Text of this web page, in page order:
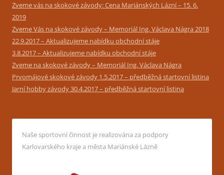
Zveme vás na skokové závody: Cena Mariánských Lázní – 15. 6.
2019
Zveme Vás na skokové závody – Memoriál Ing. Václava Nágra 2018
22.9.2017 – Aktualizujeme nabídku obchodní stáje
3.8.2017 – Aktualizujeme nabídku obchodní stáje
Zveme na skokové závody – Memoriál Ing. Václava Nágra
Prvomájové skokové závody 1.5.2017 – předběžná startovní listina
Jarní hobby závody 30.4.2017 – předběžná startovní listina
Naše sportovní činnost je realizována za podpory
Karlovarského kraje a města Mariánské Lázně